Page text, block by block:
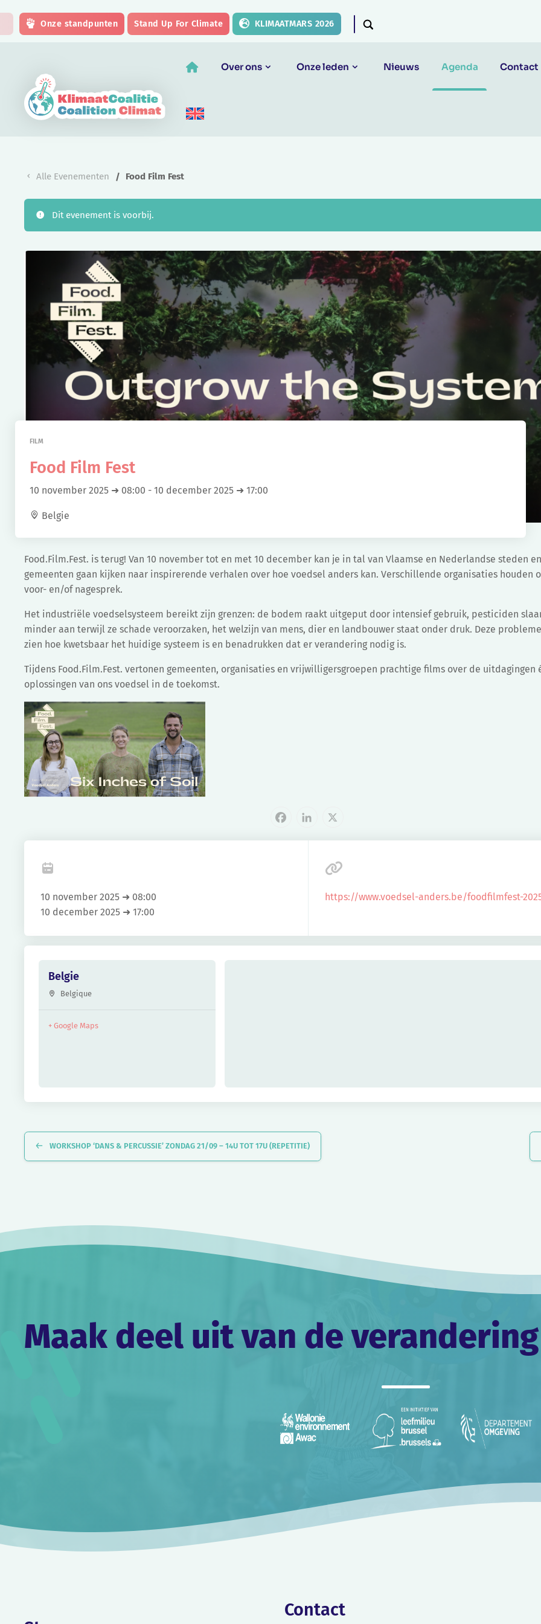
Onze standpunten Stand Up For Climate KLIMAATMARS 2026
Over ons Onze leden Nieuws Agenda Contact
Alle Evenementen Food Film Fest
Dit evenement is voorbij.
FILM
Food Film Fest
10 november 2025 ➜ 08:00 -10 december 2025 ➜ 17:00
Belgie
Food.Film.Fest. is terug! Van 10 november tot en met 10 december kan je in tal van Vlaamse en Nederlandse steden
gemeenten gaan kijken naar inspirerende verhalen over hoe voedsel anders kan. Verschillende organisaties houden
voor- en/of nagesprek.
Het industriële voedselsysteem bereikt zijn grenzen: de bodem raakt uitgeput door intensief gebruik, pesticiden
minder aan terwijl ze schade veroorzaken, het welzijn van mens, dier en landbouwer staat onder druk. Deze
zien hoe kwetsbaar het huidige systeem is en benadrukken dat er verandering nodig is.
Tijdens Food.Film.Fest. vertonen gemeenten, organisaties en vrijwilligersgroepen prachtige films over de uitdagingen
oplossingen van ons voedsel in de toekomst.
Facebook
LinkedIn
X
10 november 2025 ➜ 08:00
10 december 2025 ➜ 17:00
https://www.voedsel-anders.be/foodfilmfest-
Belgie
Belgique
+ Google Maps
Navigatie
WORKSHOP ‘DANS & PERCUSSIE’ ZONDAG 21/09 – 14U TOT 17U (REPETITIE)
Maak deel uit van de verandering
Contact